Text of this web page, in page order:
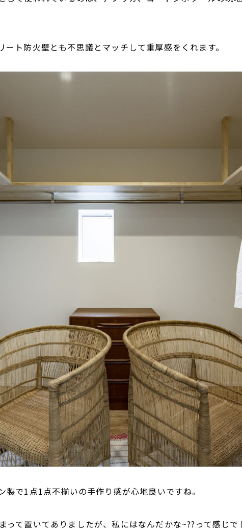
ト防火壁とも不思議とマッチして重厚感をくれます。
で1点1点不揃いの手作り感が心地良いですね。
って置いてありましたが、私にはなんだかな~??って感じで